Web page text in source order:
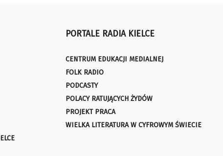
PORTALE RADIA KIELCE
CENTRUM EDUKACJI MEDIALNEJ
FOLK RADIO
PODCASTY
POLACY RATUJĄCYCH ŻYDÓW
PROJEKT PRACA
WIELKA LITERATURA W CYFROWYM ŚWIECIE